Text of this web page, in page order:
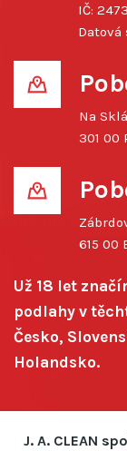
IČ:
Na
301 00
615 00
Už 18 let
podlahy v
Česko,
Holandsko.
J. A. CLEAN